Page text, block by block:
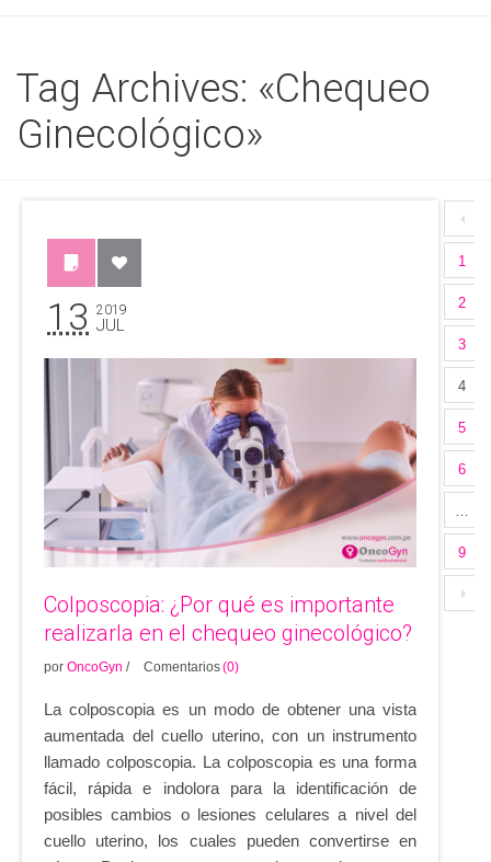
Tag Archives: «Chequeo
Ginecológico»
13 2019
JUL
Colposcopia: ¿Por qué es importante
realizarla en el chequeo ginecológico?
por OncoGyn / Comentarios(0)
La colposcopia es un modo de obtener una vista
aumentada del cuello uterino, con un instrumento
llamado colposcopia. La colposcopia es una forma
fácil, rápida e indolora para la identificación de
posibles cambios o lesiones celulares a nivel del
cuello uterino, los cuales pueden convertirse en
1
2
3
4
5
6
…
9